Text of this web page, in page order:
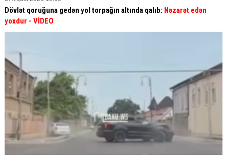
Dövlət qoruğuna gedən yol torpağın altında qalıb: Nəzarət edən
yoxdur - VİDEO